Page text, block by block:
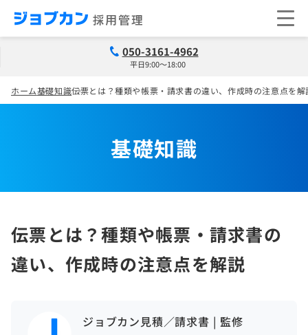
050-3161-4962
平日9:00～18:00
ホーム基礎知識伝票とは？種類や帳票・請求書の違い、作成時の注意点を解
基礎知識
伝票とは？種類や帳票・請求書の
違い、作成時の注意点を解説
ジョブカン見積／請求書 | 監修